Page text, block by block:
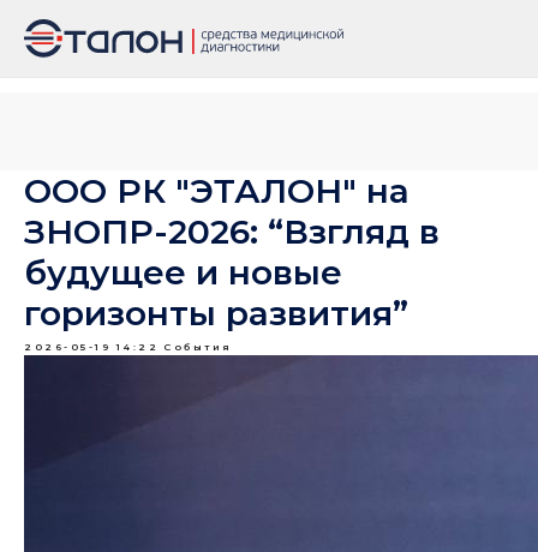
ООО РК "ЭТАЛОН" на
ЗНОПР-2026: “Взгляд в
будущее и новые
горизонты развития”
2026-05-19 14:22 События